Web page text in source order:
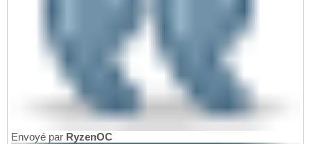
Envoyé par RyzenOC